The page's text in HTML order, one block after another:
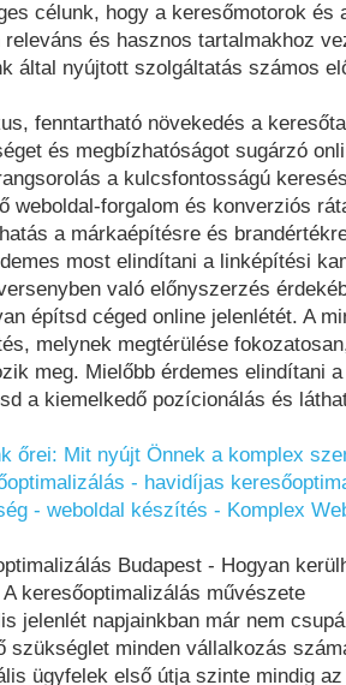
célunk, hogy a keresőmotorok és
releváns és hasznos tartalmakhoz
által nyújtott szolgáltatás számos
fenntartható növekedés a
és megbízhatóságot sugárzó
a kulcsfontosságú
weboldal-forgalom és konverziós
a márkaépítésre és
most elindítani a linképítési
való előnyszerzés
építsd céged online jelenlétét. A
melynek megtérülése
meg. Mielőbb érdemes elindítani
a kiemelkedő pozícionálás és
őrei: Mit nyújt Önnek a komplex
- havidíjas
- weboldal készítés - Komplex
Budapest - Hogyan
keresőoptimalizálás művészete
jelenlét napjainkban már nem
szükséglet minden vállalkozás
ügyfelek első útja szinte mindig